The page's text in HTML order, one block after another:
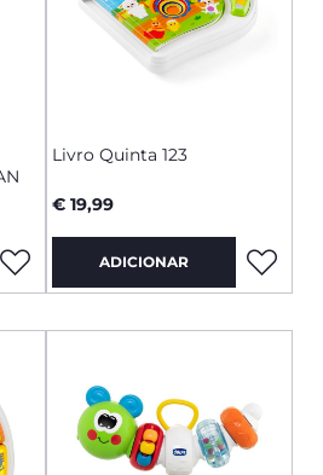
Livro Quinta 123
€ 19,99
ADICIONAR